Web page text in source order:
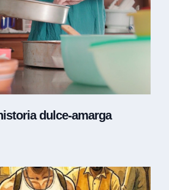
dulce-amarga